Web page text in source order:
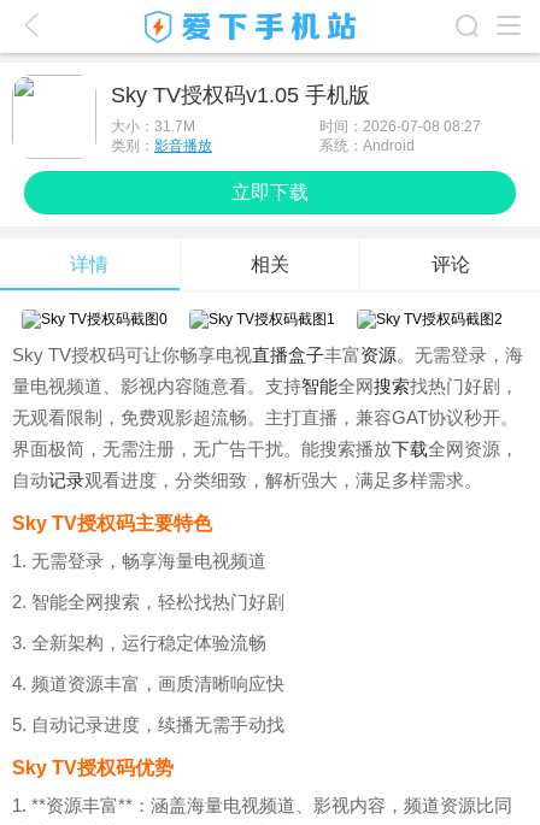
应用排行榜
最新游戏
最新应用
手机使用
游戏攻略
Sky TV授权码v1.05 手机版
大小： 31.7M
时间：2026-07-08 08:27
类别： 影音播放 系统：Android
立即下载
详情 相关 评论
Sky TV授权码可让你畅享电视直播盒子丰富资源。无需登录，海
量电视频道、影视内容随意看。支持智能全网搜索找热门好剧，
无观看限制，免费观影超流畅。主打直播，兼容GAT协议秒开。
界面极简，无需注册，无广告干扰。能搜索播放下载全网资源，
自动记录观看进度，分类细致，解析强大，满足多样需求。
Sky TV授权码主要特色
1. 无需登录，畅享海量电视频道
2. 智能全网搜索，轻松找热门好剧
3. 全新架构，运行稳定体验流畅
4. 频道资源丰富，画质清晰响应快
5. 自动记录进度，续播无需手动找
Sky TV授权码优势
1. **资源丰富**：涵盖海量电视频道、影视内容，频道资源比同